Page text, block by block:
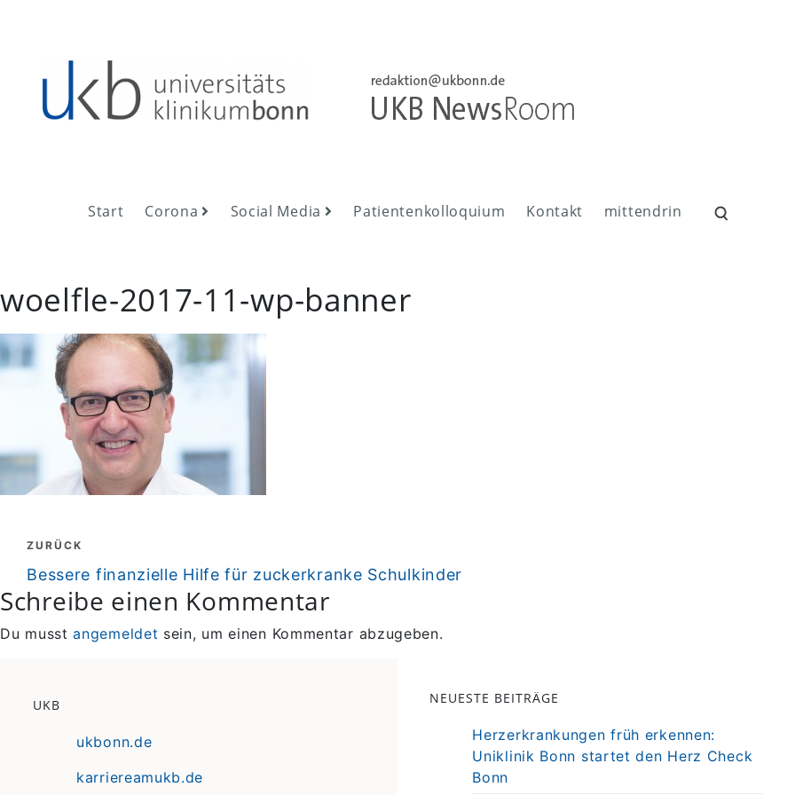
Start Corona Social Media Patientenkolloquium Kontakt mittendrin
Suchen
woelfle-2017-11-wp-banner
Beitragsnavigation
ZURÜCK
zurück
Bessere finanzielle Hilfe für zuckerkranke Schulkinder
Schreibe einen Kommentar
Du musstangemeldet sein, um einen Kommentar abzugeben.
UKB
ukbonn.de
karriereamukb.de
NEUESTE BEITRÄGE
Herzerkrankungen früh erkennen:
Uniklinik Bonn startet den Herz Check
Bonn